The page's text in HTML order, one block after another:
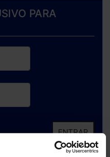
PARA
ENTRAR